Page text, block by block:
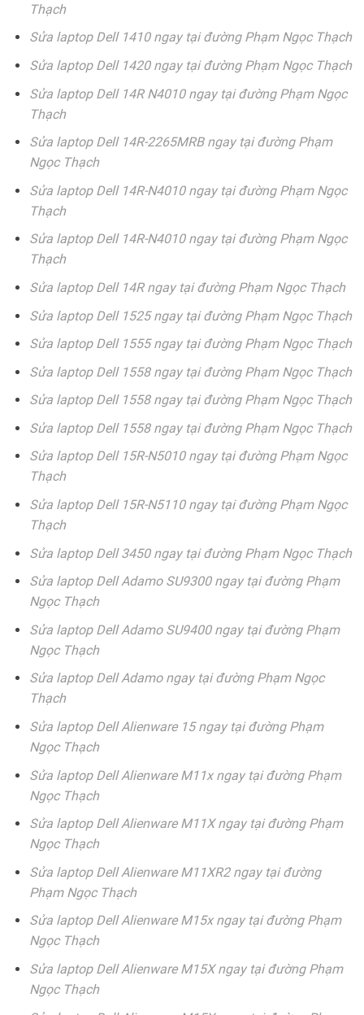
Thạch
Sửa laptop Dell 1410 ngay tại đường Phạm Ngọc Thạch
Sửa laptop Dell 1420 ngay tại đường Phạm Ngọc Thạch
Sửa laptop Dell 14R N4010 ngay tại đường Phạm Ngọc
Thạch
Sửa laptop Dell 14R-2265MRB ngay tại đường Phạm
Ngọc Thạch
Sửa laptop Dell 14R-N4010 ngay tại đường Phạm Ngọc
Thạch
Sửa laptop Dell 14R-N4010 ngay tại đường Phạm Ngọc
Thạch
Sửa laptop Dell 14R ngay tại đường Phạm Ngọc Thạch
Sửa laptop Dell 1525 ngay tại đường Phạm Ngọc Thạch
Sửa laptop Dell 1555 ngay tại đường Phạm Ngọc Thạch
Sửa laptop Dell 1558 ngay tại đường Phạm Ngọc Thạch
Sửa laptop Dell 1558 ngay tại đường Phạm Ngọc Thạch
Sửa laptop Dell 1558 ngay tại đường Phạm Ngọc Thạch
Sửa laptop Dell 15R-N5010 ngay tại đường Phạm Ngọc
Thạch
Sửa laptop Dell 15R-N5110 ngay tại đường Phạm Ngọc
Thạch
Sửa laptop Dell 3450 ngay tại đường Phạm Ngọc Thạch
Sửa laptop Dell Adamo SU9300 ngay tại đường Phạm
Ngọc Thạch
Sửa laptop Dell Adamo SU9400 ngay tại đường Phạm
Ngọc Thạch
Sửa laptop Dell Adamo ngay tại đường Phạm Ngọc
Thạch
Sửa laptop Dell Alienware 15 ngay tại đường Phạm
Ngọc Thạch
Sửa laptop Dell Alienware M11x ngay tại đường Phạm
Ngọc Thạch
Sửa laptop Dell Alienware M11X ngay tại đường Phạm
Ngọc Thạch
Sửa laptop Dell Alienware M11XR2 ngay tại đường
Phạm Ngọc Thạch
Sửa laptop Dell Alienware M15x ngay tại đường Phạm
Ngọc Thạch
Sửa laptop Dell Alienware M15X ngay tại đường Phạm
Ngọc Thạch